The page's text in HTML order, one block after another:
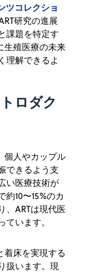
ツコレクショ
研究の進展
課題を特定す
生殖医療の未来
理解できるよ
ロダク
個人やカップル
できるよう支
い医療技術が
10〜15%のカ
、ARTは現代医
います。
着床を実現する
扱います。現